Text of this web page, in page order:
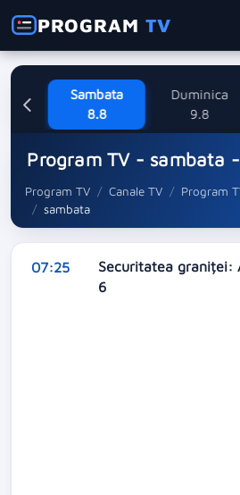
PROGRAMTV
Sambata
8.8
Duminica
9.8
Program TV - sambata
Program TV Canale TV
Program
sambata
07:25
Securitatea graniței:
6